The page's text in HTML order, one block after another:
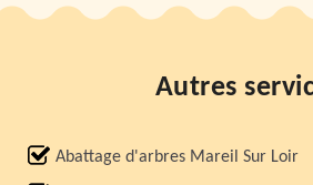
Autres
Abattage d'arbres Mareil Sur Loir